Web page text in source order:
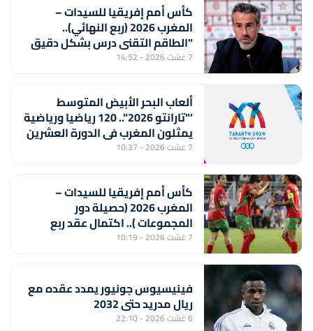
كأس أمم إفريقيا للسيدات –
المغرب 2026 (ربع النهائي)..
"الطاقم التقني درس بشكل دقيق
منتخب جنوب إفريقيا لتحقيق
7 غشت 2026 - 14:52
ألعاب البحر الأبيض المتوسط
’"تارانتو 2026".. 120 رياضيا ورياضية
يمثلون المغرب في الدورة العشرين
7 غشت 2026 - 10:37
كأس أمم إفريقيا للسيدات –
المغرب 2026 (حصيلة دور
المجموعات ).. اكتمال عقد ربع
النهائي ولبؤات الأطلس أمام جنوب
7 غشت 2026 - 10:19
فينيسيوس جونيور يمدد عقده مع
ريال مدريد حتى 2032
6 غشت 2026 - 22:10